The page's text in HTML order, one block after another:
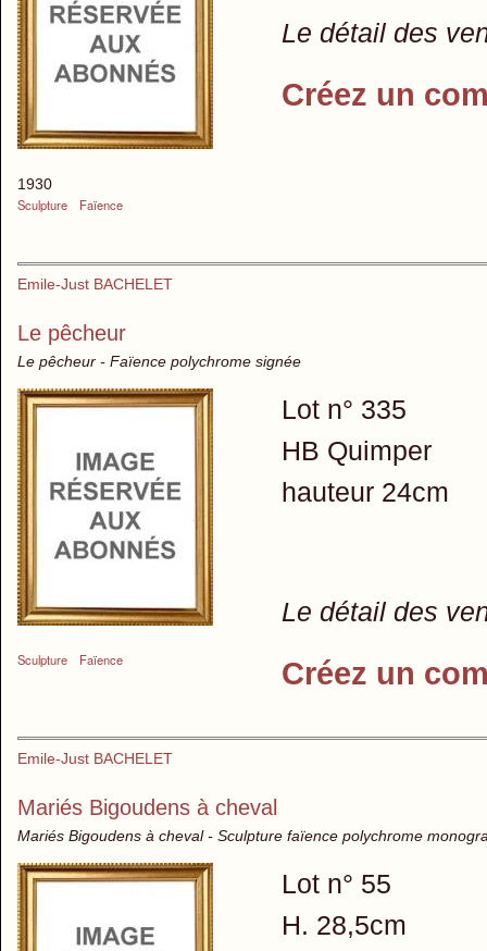
1930
Sculpture
Faïence
Le détail des
Créez un
Emile-Just BACHELET
Le pêcheur
Le pêcheur - Faïence polychrome signée
Sculpture Faïence
Lot n° 335
HB Quimper
hauteur 24cm
Le détail des
Créez un
Emile-Just BACHELET
Mariés Bigoudens à cheval
Mariés Bigoudens à cheval - Sculpture faïence polychrome
Lot n° 55
H. 28,5cm